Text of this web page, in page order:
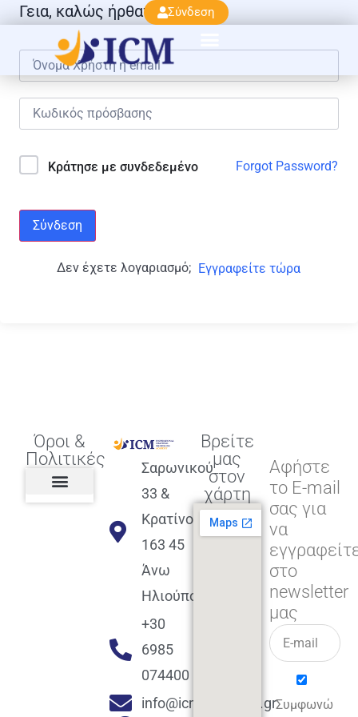
Σύνδεση
Γεια, καλώς ήρθατε πάλι!
Κράτησε με συνδεδεμένο Forgot Password?
Σύνδεση
Δεν έχετε λογαριασμό; Εγγραφείτε τώρα
Όροι &
Πολιτικές
Σαρωνικού
33 &
Κρατίνου
163 45
Άνω
Ηλιούπολη
+30
6985
074400
info@icmacademy.gr
Βρείτε
μας
στον
χάρτη
Αφήστε
το E-mail
σας για
να
στο
newsletter
μας
Συμφωνώ